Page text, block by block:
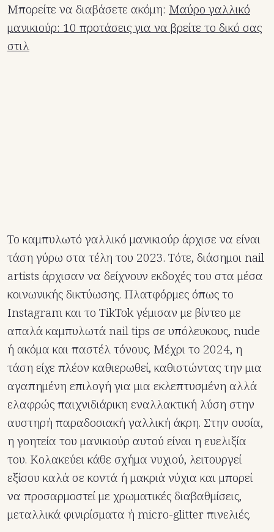
Μπορείτε να διαβάσετε ακόμη: Μαύρο γαλλικό
μανικιούρ: 10 προτάσεις για να βρείτε το δικό σας
στιλ
Το καμπυλωτό γαλλικό μανικιούρ άρχισε να είναι
τάση γύρω στα τέλη του 2023. Τότε, διάσημοι nail
artists άρχισαν να δείχνουν εκδοχές του στα μέσα
κοινωνικής δικτύωσης. Πλατφόρμες όπως το
Instagram και το TikTok γέμισαν με βίντεο με
απαλά καμπυλωτά nail tips σε υπόλευκους, nude
ή ακόμα και παστέλ τόνους. Μέχρι το 2024, η
τάση είχε πλέον καθιερωθεί, καθιστώντας την μια
αγαπημένη επιλογή για μια εκλεπτυσμένη αλλά
ελαφρώς παιχνιδιάρικη εναλλακτική λύση στην
αυστηρή παραδοσιακή γαλλική άκρη. Στην ουσία,
η γοητεία του μανικιούρ αυτού είναι η ευελιξία
του. Κολακεύει κάθε σχήμα νυχιού, λειτουργεί
εξίσου καλά σε κοντά ή μακριά νύχια και μπορεί
να προσαρμοστεί με χρωματικές διαβαθμίσεις,
μεταλλικά φινιρίσματα ή micro-glitter πινελιές.